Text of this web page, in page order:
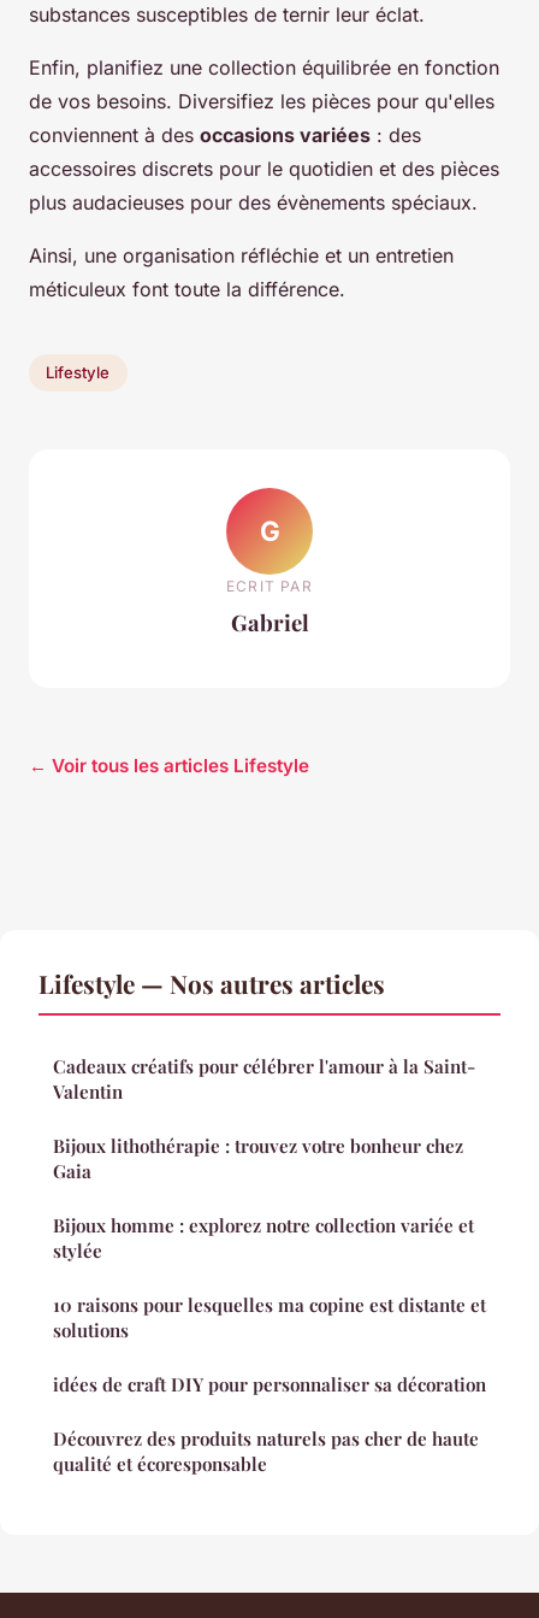
substances susceptibles de ternir leur éclat.
Enfin, planifiez une collection équilibrée en fonction
de vos besoins. Diversifiez les pièces pour qu'elles
conviennent à des occasions variées : des
accessoires discrets pour le quotidien et des pièces
plus audacieuses pour des évènements spéciaux.
Ainsi, une organisation réfléchie et un entretien
méticuleux font toute la différence.
Lifestyle
G
ECRIT PAR
Gabriel
← Voir tous les articles Lifestyle
Lifestyle — Nos autres articles
Cadeaux créatifs pour célébrer l'amour à la Saint-
Valentin
Bijoux lithothérapie : trouvez votre bonheur chez
Gaia
Bijoux homme : explorez notre collection variée et
stylée
10 raisons pour lesquelles ma copine est distante et
solutions
idées de craft DIY pour personnaliser sa décoration
Découvrez des produits naturels pas cher de haute
qualité et écoresponsable